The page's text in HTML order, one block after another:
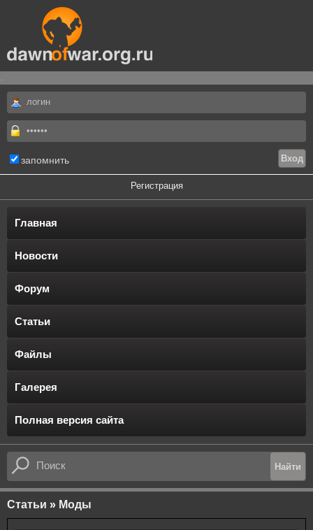
.
запомнить
Регистрация
Главная
Новости
Форум
Статьи
Файлы
Галерея
Полная версия сайта
Статьи » Моды